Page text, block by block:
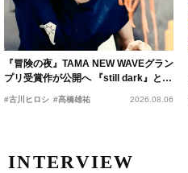
『冒険の夜』TAMA NEW WAVEグラン
プリ受賞作が公開へ 『still dark』と同
時上映決定
#古川ヒロシ #髙橋雄祐 2026.08.06
INTERVIEW